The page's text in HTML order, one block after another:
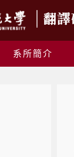
系所簡介